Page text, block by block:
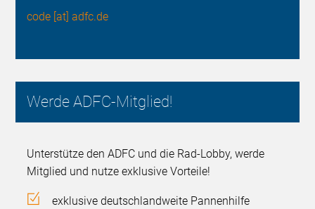
code [at] adfc.de
Werde ADFC-Mitglied!
Unterstütze den ADFC und die Rad-Lobby, werde
Mitglied und nutze exklusive Vorteile!
exklusive deutschlandweite Pannenhilfe